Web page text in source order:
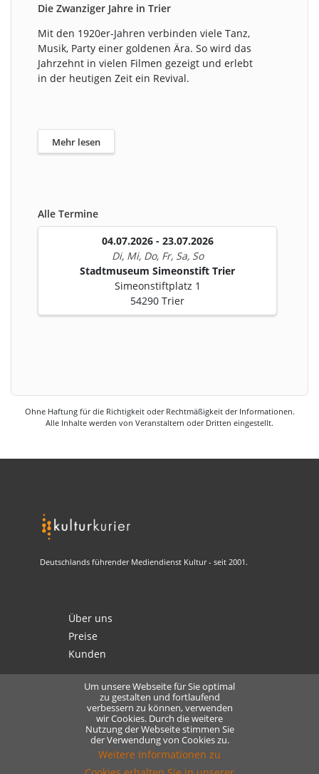
Die Zwanziger Jahre in Trier
Mit den 1920er-Jahren verbinden viele Tanz,
Musik, Party einer goldenen Ära. So wird das
Jahrzehnt in vielen Filmen gezeigt und erlebt
in der heutigen Zeit ein Revival.
Mehr lesen
Alle Termine
04.07.2026 - 23.07.2026
Di, Mi, Do, Fr, Sa, So
Stadtmuseum Simeonstift Trier
Simeonstiftplatz 1
54290 Trier
Ohne Haftung für die Richtigkeit oder Rechtmäßigkeit der Informationen.
Alle Inhalte werden von Veranstaltern oder Dritten eingestellt.
Deutschlands führender Mediendienst Kultur - seit 2001.
Über uns
Preise
Kunden
Kontakt
Datenschutz
Lizensierung
Um unsere Webseite für Sie optimal
zu gestalten und fortlaufend
verbessern zu können, verwenden
wir Cookies. Durch die weitere
Nutzung der Webseite stimmen Sie
der Verwendung von Cookies zu.
Weitere Informationen zu